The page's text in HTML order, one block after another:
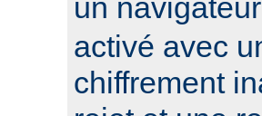
un
activé avec
chiffrement